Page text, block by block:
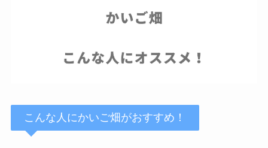
こんな人にかいご畑がおすすめ！